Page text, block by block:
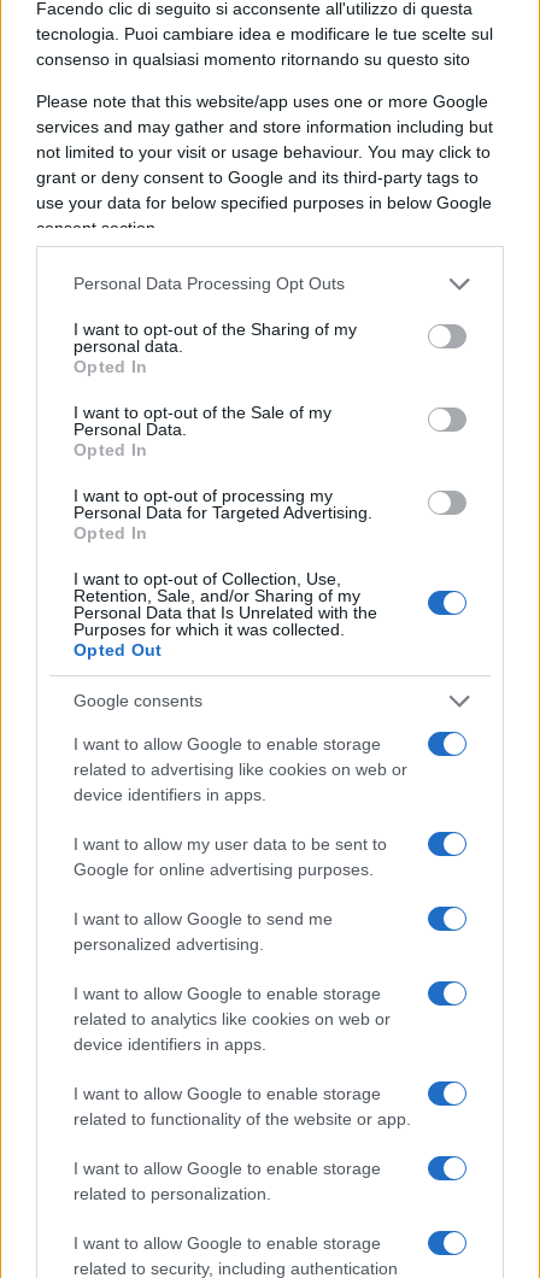
Facendo clic di seguito si acconsente all'utilizzo di questa
tecnologia. Puoi cambiare idea e modificare le tue scelte sul
consenso in qualsiasi momento ritornando su questo sito
Please note that this website/app uses one or more Google
services and may gather and store information including but
not limited to your visit or usage behaviour. You may click to
grant or deny consent to Google and its third-party tags to
use your data for below specified purposes in below Google
consent section.
Personal Data Processing Opt Outs
I want to opt-out of the Sharing of my
personal data.
Opted In
I want to opt-out of the Sale of my
Personal Data.
Opted In
I want to opt-out of processing my
Personal Data for Targeted Advertising.
Opted In
I want to opt-out of Collection, Use,
Retention, Sale, and/or Sharing of my
Personal Data that Is Unrelated with the
Purposes for which it was collected.
Opted Out
Google consents
I want to allow Google to enable storage
related to advertising like cookies on web or
device identifiers in apps.
I want to allow my user data to be sent to
Google for online advertising purposes.
I want to allow Google to send me
personalized advertising.
I want to allow Google to enable storage
related to analytics like cookies on web or
device identifiers in apps.
I want to allow Google to enable storage
related to functionality of the website or app.
I want to allow Google to enable storage
related to personalization.
I want to allow Google to enable storage
related to security, including authentication
99
Leggi i commenti
SEDUTE SATIRICHE
Vignetta del 04/08/2026
Vai all'archivio delle vignette
“Troisi avrebbe salvato il
nostro amore”. Il retroscena
struggente su Pino Daniele
La moglie Fabiola Sciabbarrasi racconta il ruolo
decisivo dell’attore e il messaggio d’amore
nascosto nell’ultimo concerto del cantautore
di Ivan Mazzoletti
5 Agosto 2026, 20:00
1.4k